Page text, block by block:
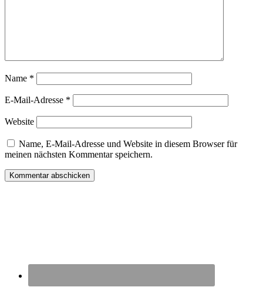
Name *
E-Mail-Adresse *
Website
Name, E-Mail-Adresse und Website in diesem Browser für
meinen nächsten Kommentar speichern.